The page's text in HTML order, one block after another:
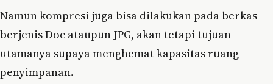
Namun kompresi juga bisa dilakukan pada berkas
berjenis Doc ataupun JPG, akan tetapi tujuan
utamanya supaya menghemat kapasitas ruang
penyimpanan.